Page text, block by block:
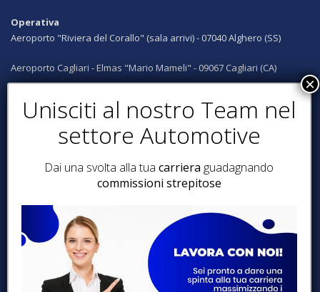
Operativa
Aeroporto "Riviera del Corallo" (sala arrivi) - 07040 Alghero (SS)
Aeroporto Cagliari - Elmas "Mario Mameli" - 09067 Cagliari (CA)
Siamo presenti anche a:
Catanzaro, Reggio Calabria, Crotone, Amantea, Diamante, Santa
SEGUICI SUI SOCIAL
Dai una svolta alla tuacarriera guadagnando
commissioni strepitose